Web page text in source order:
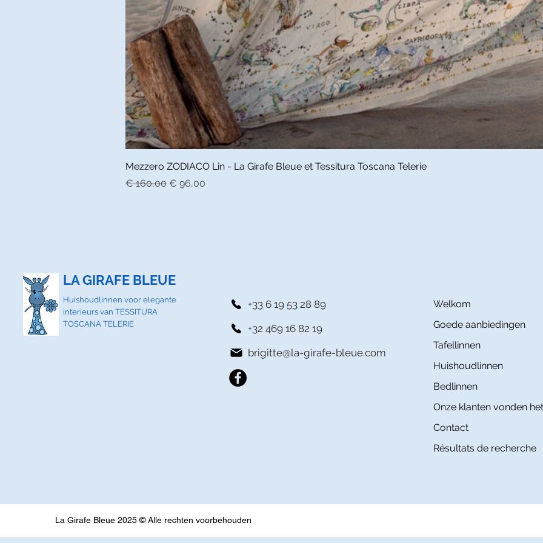
Snel overzicht
Mezzero ZODIACO Lin - La Girafe Bleue et Tessitura Toscana Telerie
Normale prijs
€ 160,00 Verkoopprijs
€ 96,00
LA GIRAFE BLEUE
Huishoudlinnen voor elegante
interieurs van TESSITURA
TOSCANA TELERIE
+33 6 19 53 28 89
+32 469 16 82 19
brigitte@la-girafe-bleue.com
Welkom
Goede aanbiedingen
Tafellinnen
Huishoudlinnen
Bedlinnen
Onze klanten vonden
Contact
Résultats de recherche
La Girafe Bleue 2025 © Alle rechten voorbehouden